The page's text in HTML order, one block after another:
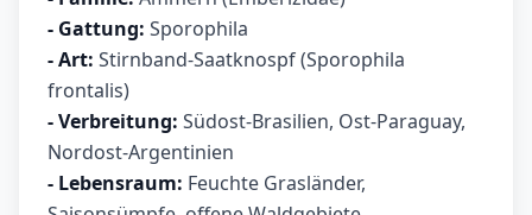
- Gattung: Sporophila
- Art: Stirnband-Saatknospf (Sporophila
frontalis)
- Verbreitung: Südost-Brasilien, Ost-Paraguay,
Nordost-Argentinien
- Lebensraum: Feuchte Grasländer,